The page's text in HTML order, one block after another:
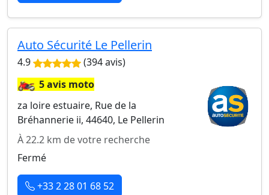
Auto Sécurité Le Pellerin
4.9 (394 avis)
🏍️5 avis moto
za loire estuaire, Rue de la
Bréhannerie ii, 44640, Le Pellerin
À 22.2 km de votre recherche
Fermé
+33 2 28 01 68 52